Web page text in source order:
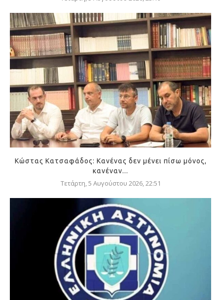
Κώστας Κατσαφάδος: Κανένας δεν μένει πίσω μόνος,
κανέναν...
Τετάρτη, 5 Αυγούστου 2026, 22:51